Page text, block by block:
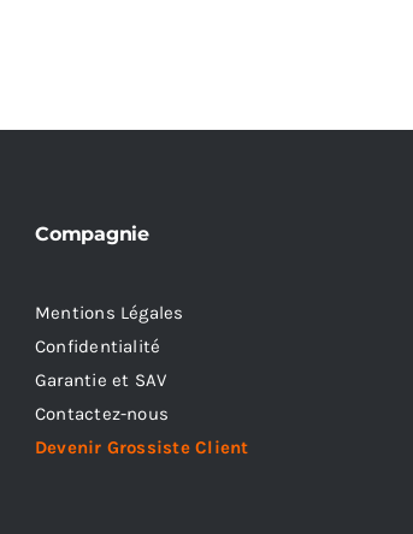
Compagnie
Mentions Légales
Confidentialité
Garantie et SAV
Contactez-nous
Devenir Grossiste Client